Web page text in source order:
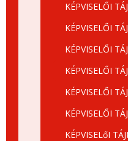
KÉPVISELŐI
KÉPVISELŐI
KÉPVISELŐI
KÉPVISELŐI
KÉPVISELŐI
KÉPVISELŐI
KÉPVISELőI